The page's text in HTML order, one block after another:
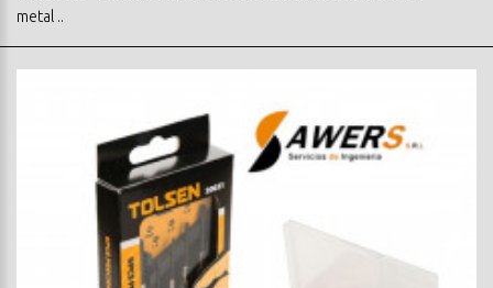
metal ..